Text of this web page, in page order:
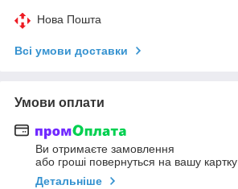
Нова Пошта
Всі умови доставки
Умови оплати
Ви отримаєте замовлення
або гроші повернуться на вашу картку
Детальніше